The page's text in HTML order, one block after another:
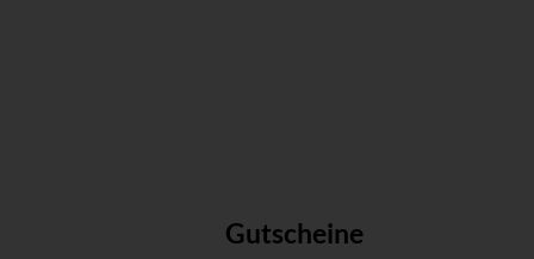
Gutscheine